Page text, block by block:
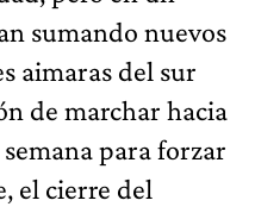
sumando nuevos
aimaras del sur
de marchar hacia
para forzar
el cierre del